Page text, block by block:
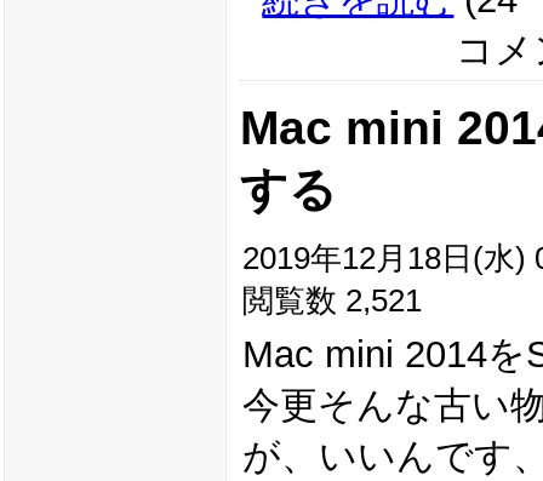
コ
Mac mini
する
2019年12月18日(水)
閲覧数 2,521
Mac mini 2014
今更そんな古い
が、いいんです